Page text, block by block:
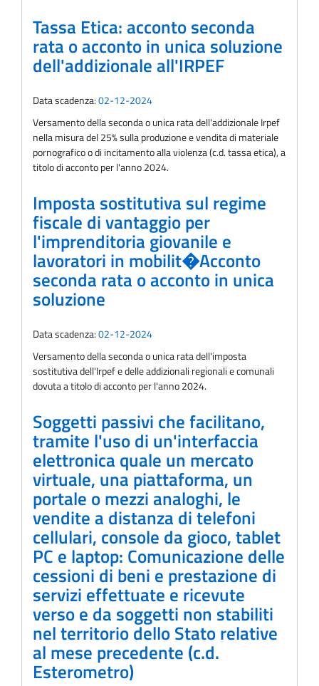
Tassa Etica: acconto seconda
rata o acconto in unica soluzione
dell'addizionale all'IRPEF
Data scadenza:02-12-2024
Versamento della seconda o unica rata dell'addizionale Irpef
nella misura del 25% sulla produzione e vendita di materiale
pornografico o di incitamento alla violenza (c.d. tassa etica), a
titolo di acconto per l'anno 2024.
Imposta sostitutiva sul regime
fiscale di vantaggio per
l'imprenditoria giovanile e
lavoratori in mobilit�Acconto
seconda rata o acconto in unica
soluzione
Data scadenza:02-12-2024
Versamento della seconda o unica rata dell'imposta
sostitutiva dell'Irpef e delle addizionali regionali e comunali
dovuta a titolo di acconto per l'anno 2024.
Soggetti passivi che facilitano,
tramite l'uso di un'interfaccia
elettronica quale un mercato
virtuale, una piattaforma, un
portale o mezzi analoghi, le
vendite a distanza di telefoni
cellulari, console da gioco, tablet
PC e laptop: Comunicazione delle
cessioni di beni e prestazione di
servizi effettuate e ricevute
verso e da soggetti non stabiliti
nel territorio dello Stato relative
al mese precedente (c.d.
Esterometro)